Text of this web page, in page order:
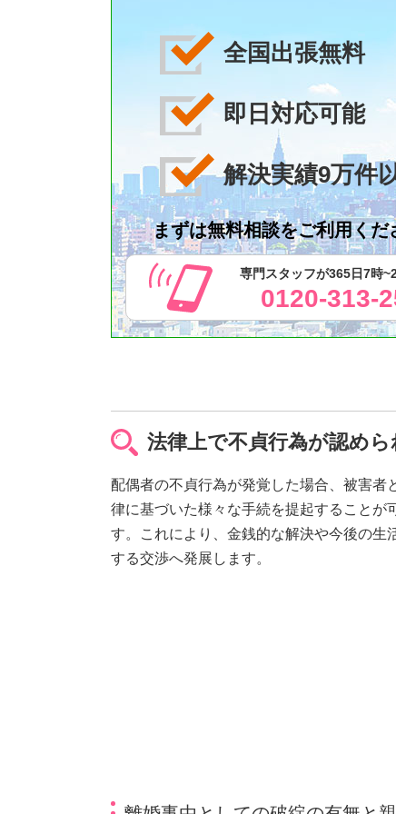
全国出張無料
即日対応可能
解決実績9万件
まずは無料相談をご利用くだ
専門スタッフが365日7時
0120-313-
法律上で不貞行為が認め
配偶者の不貞行為が発覚した場合、被害者
律に基づいた様々な手続を提起することが
す。これにより、金銭的な解決や今後の生
する交渉へ発展します。